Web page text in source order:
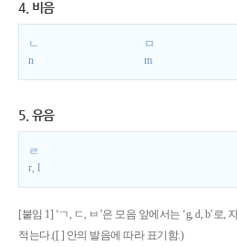
4. 비음
ㄴ
n
ㅁ
m
5. 유음
ㄹ
r, l
[붙임 1] ‘ㄱ, ㄷ, ㅂ’은 모음 앞에서는 ‘g, d, b’로,
적는다.([ ] 안의 발음에 따라 표기함.)